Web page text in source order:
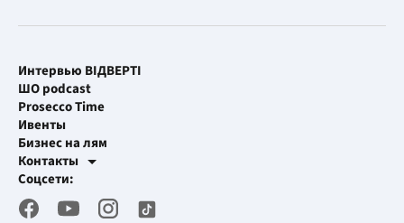
Интервью ВІДВЕРТІ
ШО podcast
Prosecco Time
Ивенты
Бизнес на лям
Контакты
Рекламные интеграции
Рабочая почта
Соцсети: